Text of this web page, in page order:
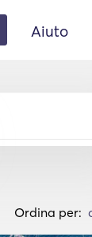
Aiuto
Ordina per: